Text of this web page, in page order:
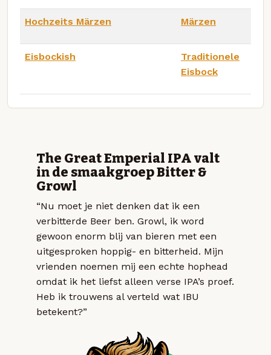
Hochzeits Märzen Märzen
Eisbockish
Traditionele
Eisbock
The Great Emperial IPA valt
in de smaakgroep Bitter &
Growl
“Nu moet je niet denken dat ik een
verbitterde Beer ben. Growl, ik word
gewoon enorm blij van bieren met een
uitgesproken hoppig- en bitterheid. Mijn
vrienden noemen mij een echte hophead
omdat ik het liefst alleen verse IPA’s proef.
Heb ik trouwens al verteld wat IBU
betekent?”